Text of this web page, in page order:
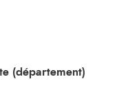
(département)